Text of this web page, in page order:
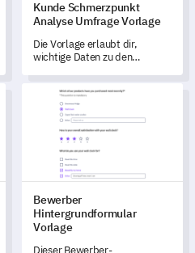
Kunde Schmerzpunkt
Analyse Umfrage Vorlage
Die Vorlage erlaubt dir,
wichtige Daten zu den
zu erfassen, um
Verbesserungen in der
Produkterfahrung und der
Servicequalität
voranzutreiben.
Bewerber
Bewerber
Hintergrundformular
Vorlage
Dieser Bewerber-